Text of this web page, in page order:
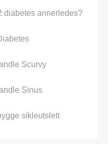
diabetes annerledes?
Scurvy
Sinus
sikleutslett